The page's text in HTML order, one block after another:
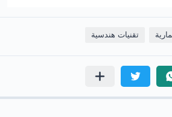
تقنيات هندسية